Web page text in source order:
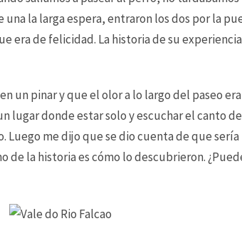
la larga espera, entraron los dos por la
era de felicidad. La historia de su
un pinar y que el olor a lo largo del paseo
lugar donde estar solo y escuchar el canto
me dijo que se dio cuenta de que
de la historia es cómo lo descubrieron.